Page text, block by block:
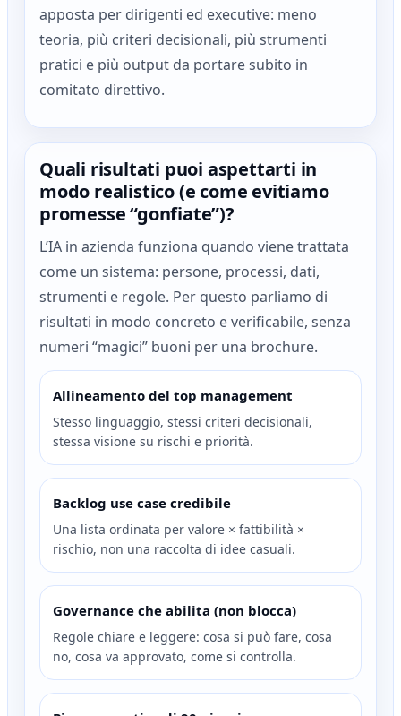
apposta per dirigenti ed executive: meno
teoria, più criteri decisionali, più strumenti
pratici e più output da portare subito in
comitato direttivo.
Quali risultati puoi aspettarti in
modo realistico (e come evitiamo
promesse “gonfiate”)?
L’IA in azienda funziona quando viene trattata
come un sistema: persone, processi, dati,
strumenti e regole. Per questo parliamo di
risultati in modo concreto e verificabile, senza
numeri “magici” buoni per una brochure.
Allineamento del top management
Stesso linguaggio, stessi criteri decisionali,
stessa visione su rischi e priorità.
Backlog use case credibile
Una lista ordinata per valore × fattibilità ×
rischio, non una raccolta di idee casuali.
Governance che abilita (non blocca)
Regole chiare e leggere: cosa si può fare, cosa
no, cosa va approvato, come si controlla.